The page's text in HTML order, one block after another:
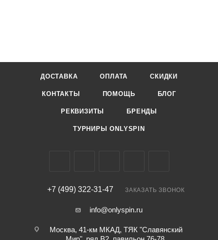
ДОСТАВКА ОПЛАТА СКИДКИ
КОНТАКТЫ ПОМОЩЬ БЛОГ
РЕКВИЗИТЫ БРЕНДЫ
ТУРНИРЫ ONLYSPIN
+7 (499) 322-31-47 ЗАКАЗАТЬ ЗВОНОК
info@onlyspin.ru
Москва, 41-км МКАД, ТЯК "Славянский